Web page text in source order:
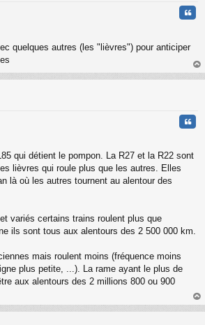
quelques autres (les "lièvres") pour anticiper
au
qui détient le pompon. La R27 et la R22 sont
lièvres qui roule plus que les autres. Elles
là où les autres tournent au alentour des
variés certains trains roulent plus que
ils sont tous aux alentours des 2 500 000 km.
mais roulent moins (fréquence moins
plus petite, ...). La rame ayant le plus de
aux alentours des 2 millions 800 ou 900
au